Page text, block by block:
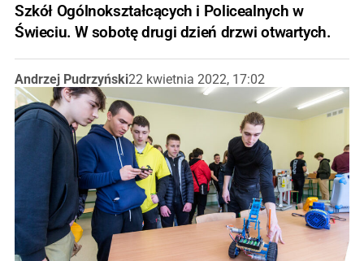
Szkół Ogólnokształcących i Policealnych w
Świeciu. W sobotę drugi dzień drzwi otwartych.
Andrzej Pudrzyński22 kwietnia 2022, 17:02